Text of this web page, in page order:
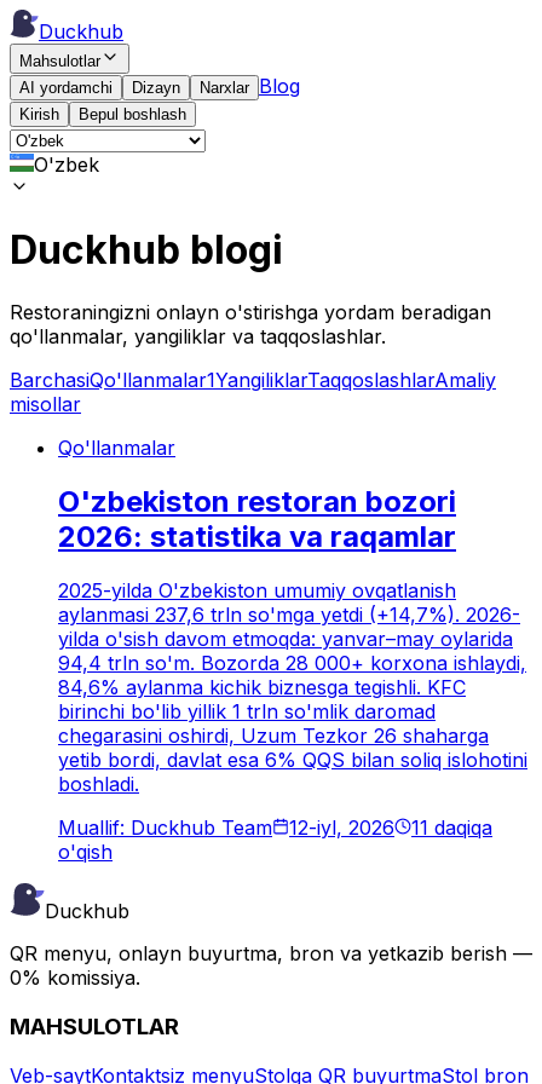
Duckhub
Mahsulotlar
AI yordamchi
Dizayn Narxlar Blog
Kirish Bepul boshlash
O'zbek
Duckhub blogi
Restoraningizni onlayn o'stirishga yordam beradigan
qo'llanmalar, yangiliklar va taqqoslashlar.
BarchasiQo'llanmalar1YangiliklarTaqqoslashlarAmaliy
misollar
Qo'llanmalar
O'zbekiston restoran bozori
2026: statistika va raqamlar
2025-yilda O'zbekiston umumiy ovqatlanish
aylanmasi 237,6 trln so'mga yetdi (+14,7%). 2026-
yilda o'sish davom etmoqda: yanvar–may oylarida
94,4 trln so'm. Bozorda 28 000+ korxona ishlaydi,
84,6% aylanma kichik biznesga tegishli. KFC
birinchi bo'lib yillik 1 trln so'mlik daromad
chegarasini oshirdi, Uzum Tezkor 26 shaharga
yetib bordi, davlat esa 6% QQS bilan soliq islohotini
boshladi.
Muallif: Duckhub Team
12-iyl, 2026
11 daqiqa
o'qish
Duckhub
QR menyu, onlayn buyurtma, bron va yetkazib berish —
0% komissiya.
MAHSULOTLAR
Veb-saytKontaktsiz menyuStolga QR buyurtmaStol bron